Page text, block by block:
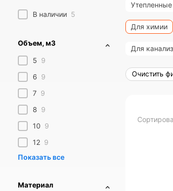
В наличии 5
Объем, м3
5 9
6 9
7 9
8 9
10 9
12 9
Материал
Утепленные
Для химии
Для
Очистить